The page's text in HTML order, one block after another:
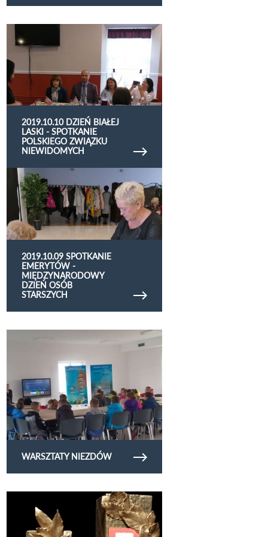
2019.10.10 DZIEŃ BIAŁEJ
LASKI - SPOTKANIE
POLSKIEGO ZWIĄZKU
NIEWIDOMYCH
Obejrzyj galerię zdjęć 2019.10.10 Dzień Białej
Laski - spotkanie Polskiego Związku
Niewidomych
2019.10.09 SPOTKANIE
EMERYTÓW -
MIĘDZYNARODOWY
DZIEŃ OSÓB
STARSZYCH
Obejrzyj galerię zdjęć 2019.10.09 Spotkanie
emerytów - Międzynarodowy Dzień Osób
Starszych
WARSZTATY NIEZDÓW
Obejrzyj galerię zdjęć 2019.10.01 Laur
Aktywnego Seniora 2019